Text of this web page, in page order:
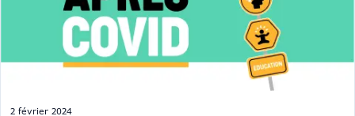
2 février 2024